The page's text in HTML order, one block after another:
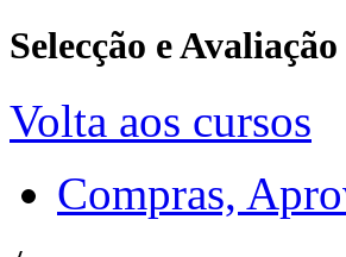
Selecção e
Volta aos cursos
Compras,